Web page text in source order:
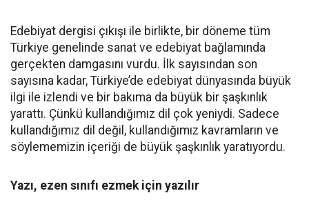
Edebiyat dergisi çıkışı ile birlikte, bir döneme tüm
Türkiye genelinde sanat ve edebiyat bağlamında
gerçekten damgasını vurdu. İlk sayısından son
sayısına kadar, Türkiye’de edebiyat dünyasında büyük
ilgi ile izlendi ve bir bakıma da büyük bir şaşkınlık
yarattı. Çünkü kullandığımız dil çok yeniydi. Sadece
kullandığımız dil değil, kullandığımız kavramların ve
söylememizin içeriği de büyük şaşkınlık yaratıyordu.
Yazı, ezen sınıfı ezmek için yazılır